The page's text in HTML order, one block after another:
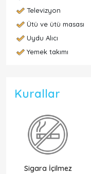
Televizyon
Ütü ve ütü masası
Uydu Alıcı
Yemek takımı
Kurallar
Sigara İçilmez